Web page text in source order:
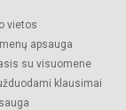
vietos
apsauga
su visuomene
klausimai